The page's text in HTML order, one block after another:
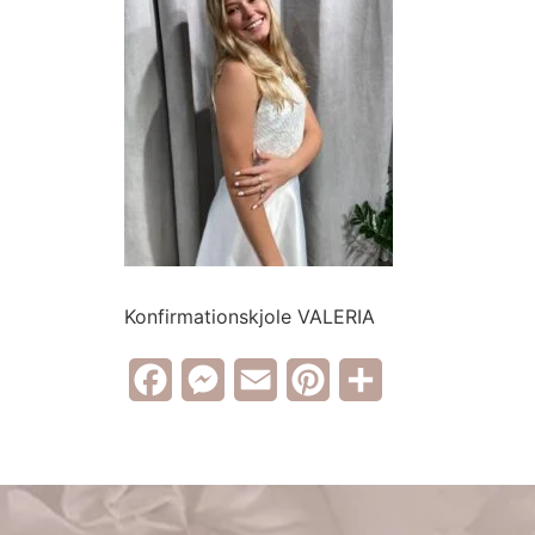
Konfirmationskjole VALERIA
FacebookMessenger
Email Pinterest